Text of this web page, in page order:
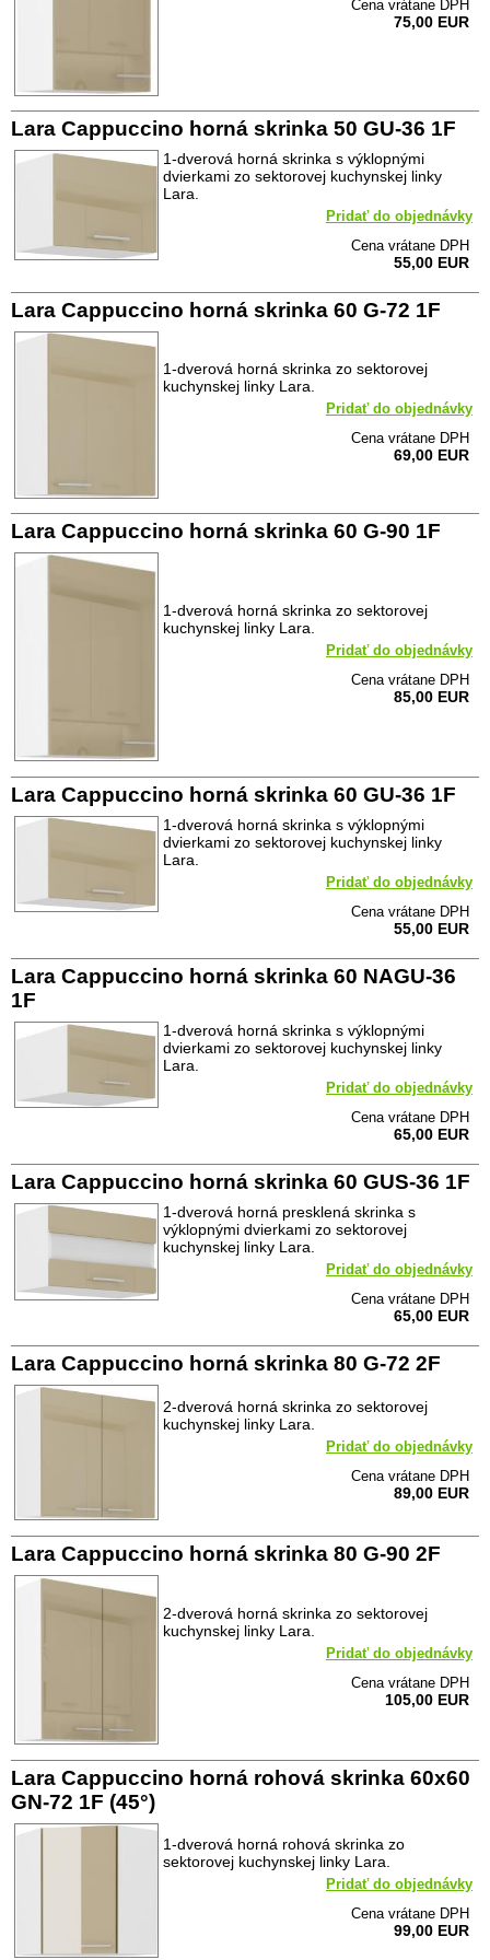
Cena vrátane DPH
75,00 EUR
Lara Cappuccino horná skrinka 50 GU-36 1F
1-dverová horná skrinka s výklopnými
dvierkami zo sektorovej kuchynskej linky
Lara.
Pridať do objednávky
Cena vrátane DPH
55,00 EUR
Lara Cappuccino horná skrinka 60 G-72 1F
1-dverová horná skrinka zo sektorovej
kuchynskej linky Lara.
Pridať do objednávky
Cena vrátane DPH
69,00 EUR
Lara Cappuccino horná skrinka 60 G-90 1F
1-dverová horná skrinka zo sektorovej
kuchynskej linky Lara.
Pridať do objednávky
Cena vrátane DPH
85,00 EUR
Lara Cappuccino horná skrinka 60 GU-36 1F
1-dverová horná skrinka s výklopnými
dvierkami zo sektorovej kuchynskej linky
Lara.
Pridať do objednávky
Cena vrátane DPH
55,00 EUR
Lara Cappuccino horná skrinka 60 NAGU-36
1F
1-dverová horná skrinka s výklopnými
dvierkami zo sektorovej kuchynskej linky
Lara.
Pridať do objednávky
Cena vrátane DPH
65,00 EUR
Lara Cappuccino horná skrinka 60 GUS-36 1F
1-dverová horná presklená skrinka s
výklopnými dvierkami zo sektorovej
kuchynskej linky Lara.
Pridať do objednávky
Cena vrátane DPH
65,00 EUR
Lara Cappuccino horná skrinka 80 G-72 2F
2-dverová horná skrinka zo sektorovej
kuchynskej linky Lara.
Pridať do objednávky
Cena vrátane DPH
89,00 EUR
Lara Cappuccino horná skrinka 80 G-90 2F
2-dverová horná skrinka zo sektorovej
kuchynskej linky Lara.
Pridať do objednávky
Cena vrátane DPH
105,00 EUR
Lara Cappuccino horná rohová skrinka 60x60
GN-72 1F (45°)
1-dverová horná rohová skrinka zo
sektorovej kuchynskej linky Lara.
Pridať do objednávky
Cena vrátane DPH
99,00 EUR